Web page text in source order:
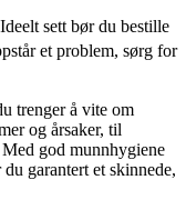
sett bør du bestille
et problem, sørg for
trenger å vite om
og årsaker, til
god munnhygiene
garantert et skinnede,